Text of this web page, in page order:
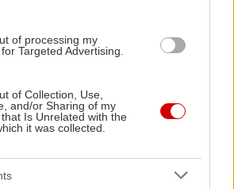
of processing my
Targeted Advertising.
of Collection, Use,
and/or Sharing of my
Is Unrelated with the
it was collected.
siu με λαχανικά
jasmine στον ατμό
από σπανάκι, και Mi Xao Bo,
μοσχάρι, αυγό, λαχανικά,
φυτρες φασολιών και φρέσκο
με βιετναμέζικες μπύρες,
και ντελίβερι στις γύρω